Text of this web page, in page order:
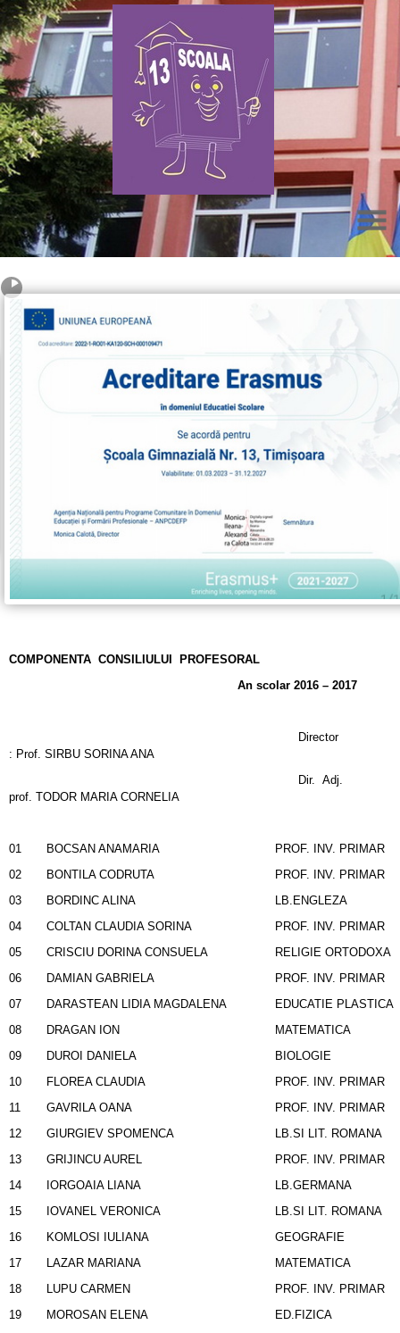
COMPONENTA CONSILIULUI PROFESORAL
An scolar 2016 – 2017
Director
: Prof. SIRBU SORINA ANA
Dir. Adj.
prof. TODOR MARIA CORNELIA
01 BOCSAN ANAMARIA
PROF. INV. PRIMAR
02
BONTILA CODRUTA
PROF. INV. PRIMAR
03
BORDINC ALINA
LB.ENGLEZA
04
COLTAN CLAUDIA SORINA
PROF. INV. PRIMAR
05
CRISCIU DORINA CONSUELA
RELIGIE ORTODOXA
06
DAMIAN GABRIELA
PROF. INV. PRIMAR
07
DARASTEAN LIDIA MAGDALENA
EDUCATIE PLASTICA
08
DRAGAN ION
MATEMATICA
09
DUROI DANIELA
BIOLOGIE
10
FLOREA CLAUDIA
PROF. INV. PRIMAR
11
GAVRILA OANA
PROF. INV. PRIMAR
12
GIURGIEV SPOMENCA
LB.SI LIT. ROMANA
13
GRIJINCU AUREL
PROF. INV. PRIMAR
14
IORGOAIA LIANA
LB.GERMANA
15
IOVANEL VERONICA
LB.SI LIT. ROMANA
16
KOMLOSI IULIANA
GEOGRAFIE
17
LAZAR MARIANA
MATEMATICA
18
LUPU CARMEN
PROF. INV. PRIMAR
19
MOROSAN ELENA
ED.FIZICA